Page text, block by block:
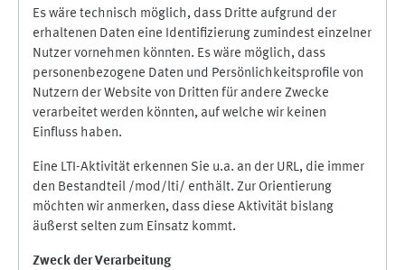
Es wäre technisch möglich, dass Dritte aufgrund der
erhaltenen Daten eine Identifizierung zumindest einzelner
Nutzer vornehmen könnten. Es wäre möglich, dass
personenbezogene Daten und Persönlichkeitsprofile von
Nutzern der Website von Dritten für andere Zwecke
verarbeitet werden könnten, auf welche wir keinen
Einfluss haben.
Eine LTI-Aktivität erkennen Sie u.a. an der URL, die immer
den Bestandteil /mod/lti/ enthält. Zur Orientierung
möchten wir anmerken, dass diese Aktivität bislang
äußerst selten zum Einsatz kommt.
Zweck der Verarbeitung